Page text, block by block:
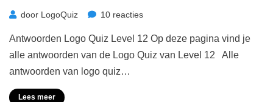
door LogoQuiz 10 reactiesop
Quiz
Antwoorden
Antwoorden Logo Quiz Level 12 Op deze pagina vind je
alle antwoorden van de Logo Quiz van Level 12 Alle
antwoorden van logo quiz…
Lees meer